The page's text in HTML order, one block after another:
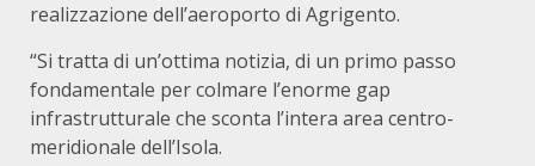
realizzazione dell’aeroporto di Agrigento.
“Si tratta di un’ottima notizia, di un primo passo
fondamentale per colmare l’enorme gap
infrastrutturale che sconta l’intera area centro-
meridionale dell’Isola.